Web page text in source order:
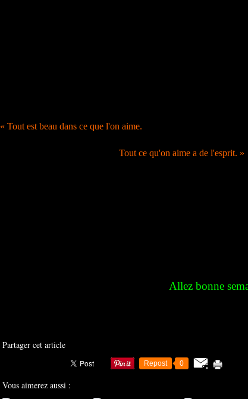
« Tout est beau dans ce que l'on aime.
Tout ce qu'on aime a de l'esprit. »
Allez bonne
Partager cet article
Repost 0
Vous aimerez aussi :